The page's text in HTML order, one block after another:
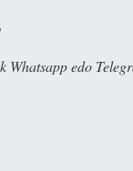
Whatsapp edo